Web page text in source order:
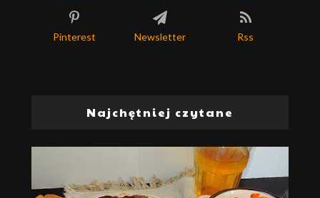
Pinterest Newsletter Rss
Najchętniej czytane